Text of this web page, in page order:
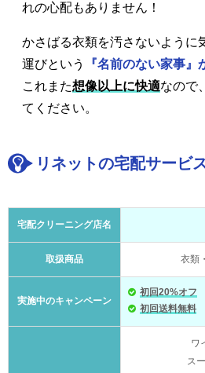
れの心配もありません！
かさばる衣類を汚さないように
運びという
『名前のない家事』
これまた想像以上に快適なので
てください。
リネットの宅配サービ
宅配クリーニング店名
取扱商品 衣類
実施中のキャンペーン
初回20%オフ
初回送料無料
ワ
ス